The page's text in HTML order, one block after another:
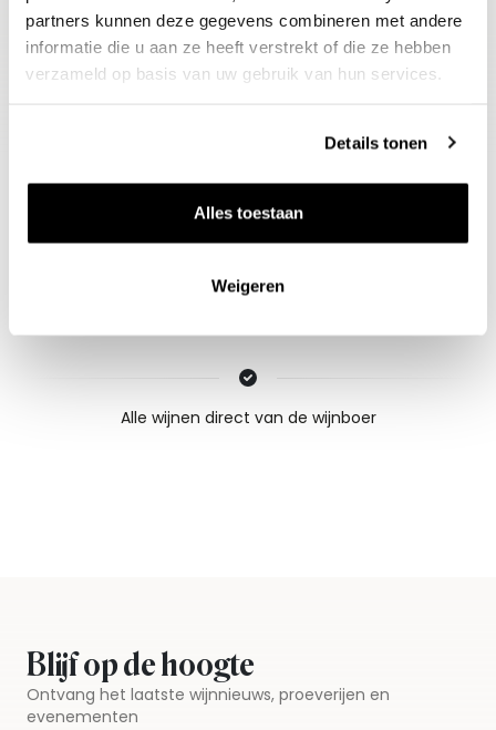
partners kunnen deze gegevens combineren met andere
informatie die u aan ze heeft verstrekt of die ze hebben
verzameld op basis van uw gebruik van hun services.
Details tonen
Alles toestaan
Weigeren
Gidsbeoordeling
Nieuws & inspiratie in Vineé Vineuse
Alle wijnen direct van de wijnboer
Blijf op de hoogte
Ontvang het laatste wijnnieuws, proeverijen en
evenementen